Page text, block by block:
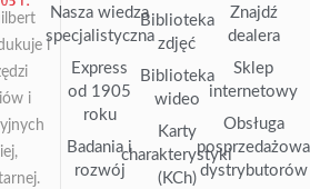
i
i
Nasza wiedza
specjalistyczna
Express
od 1905
roku
Badania i
rozwój
Biblioteka
zdjęć
Biblioteka
wideo
Karty
charakterystyki
(KCh)
Znajdź
dealera
Sklep
internetowy
Obsługa
posprzedażowa
dystrybutorów